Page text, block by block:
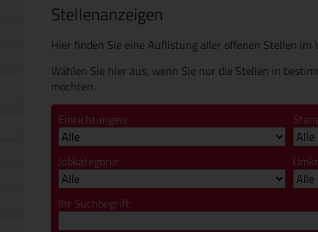
Stellenanzeigen
Hier finden Sie eine Auflistung aller offenen Stellen im
Wählen Sie hier aus, wenn Sie nur die Stellen in
möchten.
Einrichtungen:
Jobkategorie:
Ihr Suchbegriff: